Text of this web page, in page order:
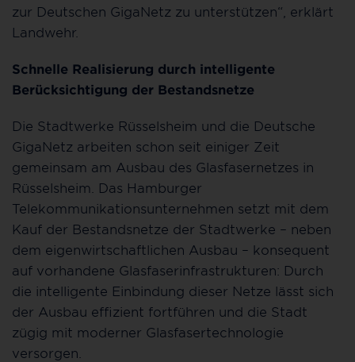
zur Deutschen GigaNetz zu unterstützen“, erklärt
Landwehr.
Schnelle Realisierung durch intelligente
Berücksichtigung der Bestandsnetze
Die Stadtwerke Rüsselsheim und die Deutsche
GigaNetz arbeiten schon seit einiger Zeit
gemeinsam am Ausbau des Glasfasernetzes in
Rüsselsheim. Das Hamburger
Telekommunikationsunternehmen setzt mit dem
Kauf der Bestandsnetze der Stadtwerke – neben
dem eigenwirtschaftlichen Ausbau – konsequent
auf vorhandene Glasfaserinfrastrukturen: Durch
die intelligente Einbindung dieser Netze lässt sich
der Ausbau effizient fortführen und die Stadt
zügig mit moderner Glasfasertechnologie
versorgen.